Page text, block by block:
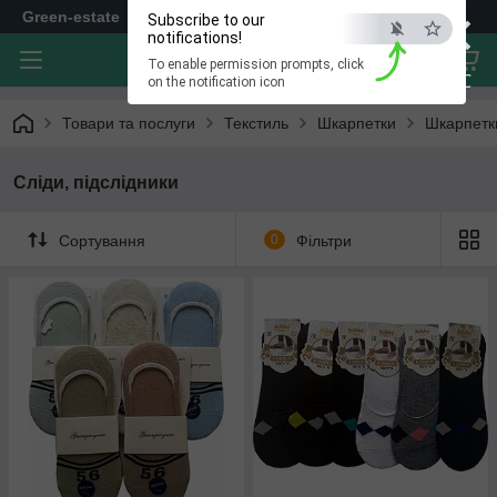
×
ESC
Subscribe to our
notifications!
To enable permission prompts, click
on the notification icon
Green-estate
Товари та послуги Текстиль Шкарпетки
Сліди, підслідники
Сортування 0 Фільтри